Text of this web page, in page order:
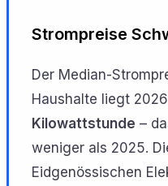
Strompreise
Der Median-
Haushalte liegt
Kilowattstunde –
weniger als 2025.
Eidgenössischen